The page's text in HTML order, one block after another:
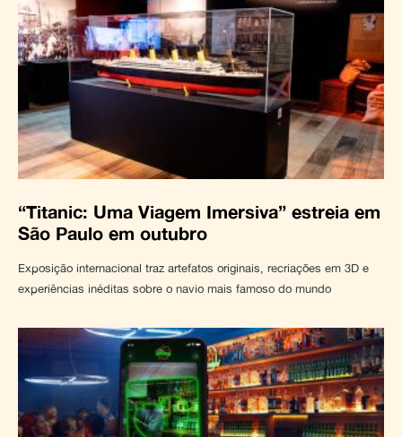
“Titanic: Uma Viagem Imersiva” estreia em
São Paulo em outubro
Exposição internacional traz artefatos originais, recriações em 3D e
experiências inéditas sobre o navio mais famoso do mundo